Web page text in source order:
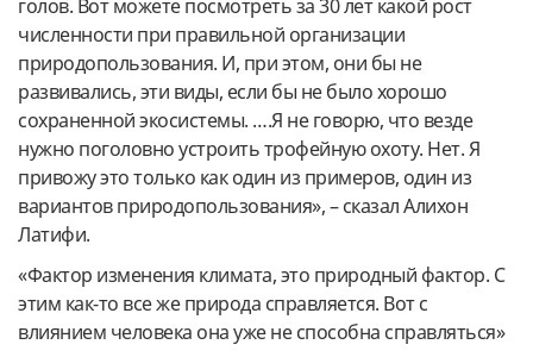
голов. Вот можете посмотреть за 30 лет какой рост
численности при правильной организации
природопользования. И, при этом, они бы не
развивались, эти виды, если бы не было хорошо
сохраненной экосистемы. ….Я не говорю, что везде
нужно поголовно устроить трофейную охоту. Нет. Я
привожу это только как один из примеров, один из
вариантов природопользования», – сказал Алихон
Латифи.
«Фактор изменения климата, это природный фактор. С
этим как-то все же природа справляется. Вот с
влиянием человека она уже не способна справляться»